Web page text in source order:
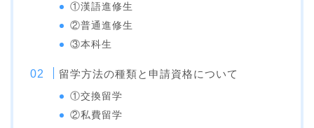
①漢語進修生
②普通進修生
③本科生
留学方法の種類と申請資格について
①交換留学
②私費留学